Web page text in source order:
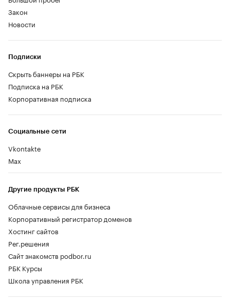
Закон
Новости
Социальные сети
Vkontakte
Max
Другие продукты РБК
Облачные сервисы для бизнеса
Корпоративный регистратор доменов
Хостинг сайтов
Рег.решения
Сайт знакомств podbor.ru
РБК Курсы
Школа управления РБК
Подписки
Скрыть баннеры на РБК
Подписка на РБК
Корпоративная подписка